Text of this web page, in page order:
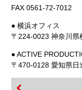
FAX 0561-72-7012
● 横浜オフィス
〒224-0023 神奈川
● ACTIVE
〒470-0128 愛知県